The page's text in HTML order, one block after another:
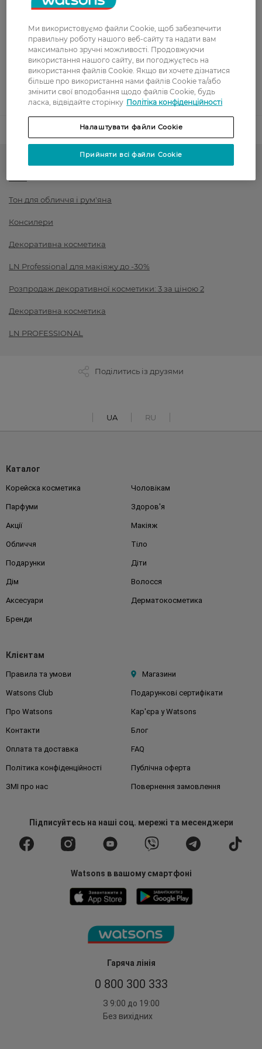
Оплата карткою
Післяоплата
Показати більше
LN PROFESSIONAL до -30%: створи макіяж, який працює на
Тон для обличчя і рум'яна
Консилери
Декоративна косметика
LN Professional для макіяжу до -30%
Розпродаж декоративної косметики: 3 за ціною 2
Декоративна косметика
LN PROFESSIONAL
Поділитись із друзями
UA RU
Гаряча лінія
0 800 300 333
З 9:00 до 19:00
Без вихідних
Каталог
Корейска косметика Чоловікам
Парфуми Здоров'я
Акції Макіяж
Обличчя Тіло
Подарунки Діти
Дім Волосся
Аксесуари Дерматокосметика
Бренди
Клієнтам
Правила та умови Магазини
Watsons Club Подарункові сертифікати
Про Watsons Кар'єра у Watsons
Контакти Блог
Оплата та доставка FAQ
Політика конфіденційності Публічна оферта
ЗМІ про нас Повернення замовлення
Підписуйтесьна наші соц. мережі та месенджери
Watsons в вашому смартфоні
Ми використовуємо файли Cookie, щоб забезпечити
правильну роботу нашого веб-сайту та надати вам
максимально зручні можливості. Продовжуючи
використання нашого сайту, ви погоджуєтесь на
використання файлів Cookie. Якщо ви хочете дізнатися
більше про використання нами файлів Cookie та/або
змінити свої вподобання щодо файлів Cookie, будь
ласка, відвідайте сторінку Політіка конфіденційності
Налаштувати файли Cookie
Прийняти всі файли Cookie